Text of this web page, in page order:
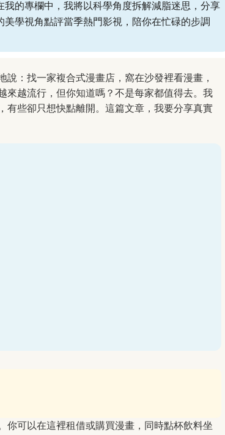
的專欄中，我將以科學角度拆解減脂迷思，分享
學視角點評當季熱門影視，陪你在忙碌的步調
：找一家複合式漫畫店，窩在沙發裡看漫畫，
來越流行，但你知道嗎？不是每家都值得去。我
有些卻只想快點離開。這篇文章，我要分享真實
你可以在這裡租借或購買漫畫，同時點杯飲料坐